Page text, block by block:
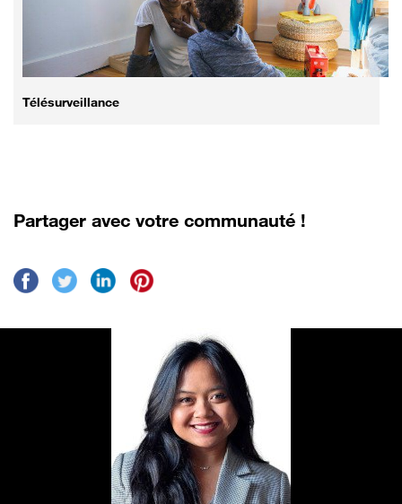
Télésurveillance
Partager avec votre communauté !